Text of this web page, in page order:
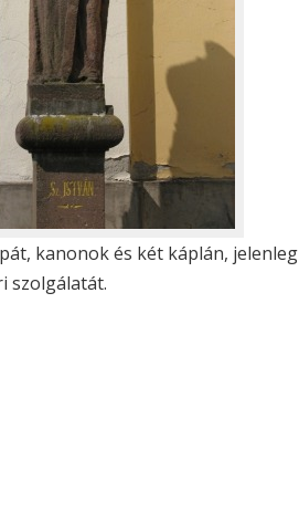
kanonok és két káplán, jelenleg
szolgálatát.